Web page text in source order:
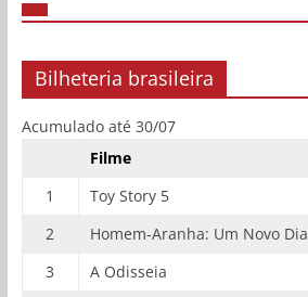
Bilheteria brasileira
Acumulado até 30/07
Filme
1
Toy Story 5
2
Homem-Aranha: Um Novo Dia
3
A Odisseia